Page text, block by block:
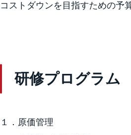
コストダウンを目指すための予
研修プログラム
１．原価管理